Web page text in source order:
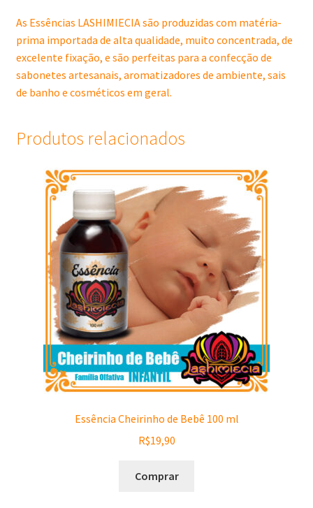
As Essências LASHIMIECIA são produzidas com matéria-
prima importada de alta qualidade, muito concentrada, de
excelente fixação, e são perfeitas para a confecção de
sabonetes artesanais, aromatizadores de ambiente, sais
de banho e cosméticos em geral.
Produtos relacionados
Essência Cheirinho de Bebê 100 ml
R$19,90
Comprar